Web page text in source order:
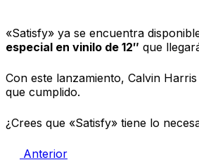
«Satisfy» ya se encuentra
especial en vinilo de 12″ que
Con este lanzamiento, Calvin
que cumplido.
¿Crees que «Satisfy» tiene lo
Anterior